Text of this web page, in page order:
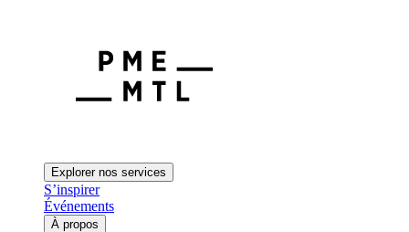
Explorer nos services
S’inspirer
Événements
À propos